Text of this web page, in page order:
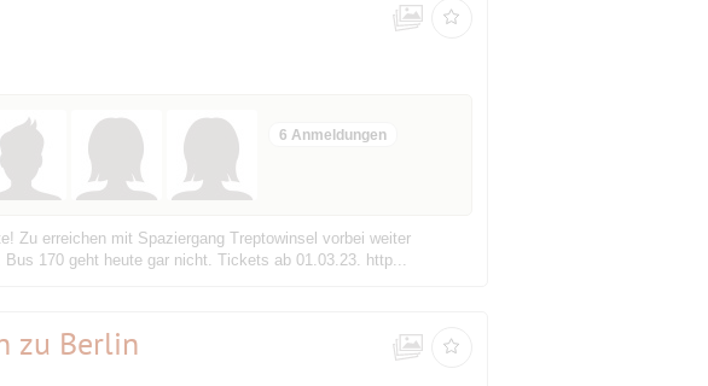
6 Anmeldungen
Zu erreichen mit Spaziergang Treptowinsel vorbei weiter
170 geht heute gar nicht. Tickets ab 01.03.23. http...
zu Berlin